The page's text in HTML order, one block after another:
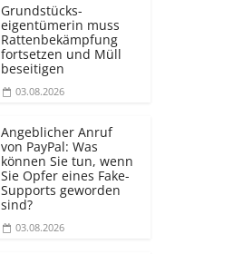
Grundstücks­
eigentümerin muss
Rattenbekämpfung
fortsetzen und Müll
beseitigen
03.08.2026
Angeblicher Anruf
von PayPal: Was
können Sie tun, wenn
Sie Opfer eines Fake-
Supports geworden
sind?
03.08.2026